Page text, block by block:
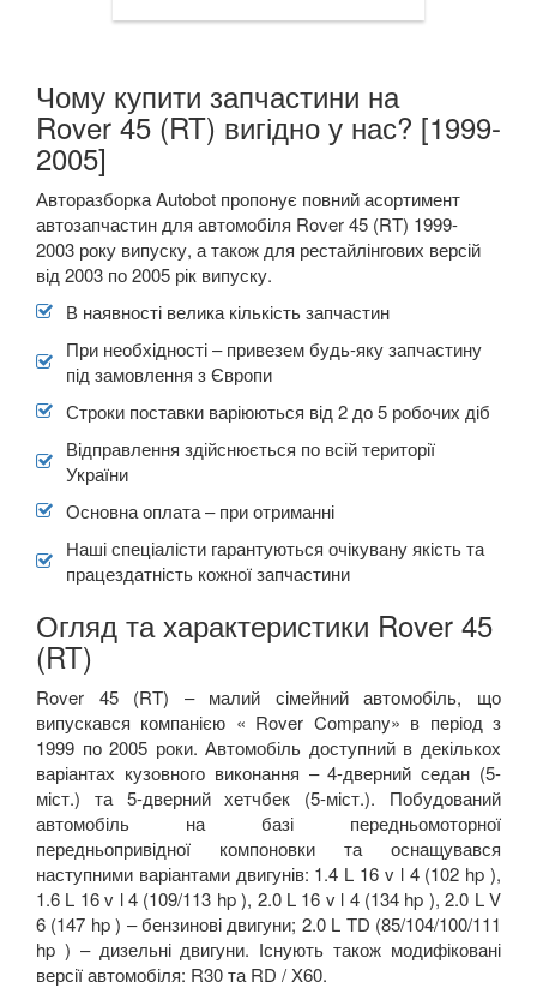
Чому купити запчастини на
Rover 45 (RT) вигідно у нас? [1999-
2005]
Авторазборка Autobot пропонує повний асортимент
автозапчастин для автомобіля Rover 45 (RT) 1999-
2003 року випуску, а також для рестайлінгових версій
від 2003 по 2005 рік випуску.
В наявності велика кількість запчастин
При необхідності – привезем будь-яку запчастину
під замовлення з Європи
Строки поставки варіюються від 2 до 5 робочих діб
Відправлення здійснюється по всій території
України
Основна оплата – при отриманні
Наші спеціалісти гарантуються очікувану якість та
працездатність кожної запчастини
Огляд та характеристики Rover 45
(RT)
Rover 45 (RT) – малий сімейний автомобіль, що
випускався компанією « Rover Company» в період з
1999 по 2005 роки. Автомобіль доступний в декількох
варіантах кузовного виконання – 4-дверний седан (5-
міст.) та 5-дверний хетчбек (5-міст.). Побудований
автомобіль на базі передньомоторної
передньопривідної компоновки та оснащувався
наступними варіантами двигунів: 1.4 L 16 v l 4 (102 hp ),
1.6 L 16 v l 4 (109/113 hp ), 2.0 L 16 v l 4 (134 hp ), 2.0 L V
6 (147 hp ) – бензинові двигуни; 2.0 L TD (85/104/100/111
hp ) – дизельні двигуни. Існують також модифіковані
версії автомобіля: R30 та RD / X60.